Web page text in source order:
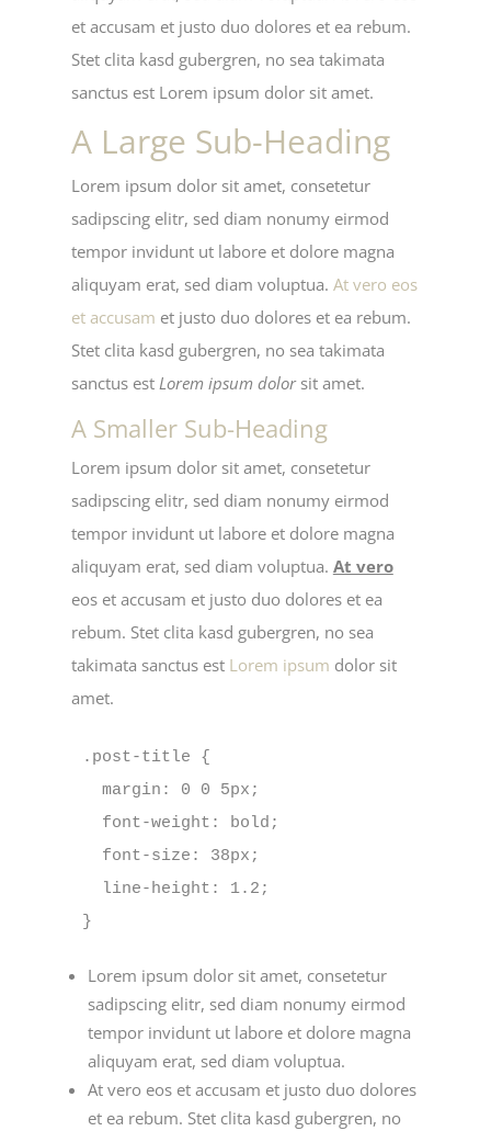
et accusam et justo duo dolores et ea rebum.
Stet clita kasd gubergren, no sea takimata
sanctus est Lorem ipsum dolor sit amet.
A Large Sub-Heading
Lorem ipsum dolor sit amet, consetetur
sadipscing elitr, sed diam nonumy eirmod
tempor invidunt ut labore et dolore magna
aliquyam erat, sed diam voluptua. At vero eos
et accusam et justo duo dolores et ea rebum.
Stet clita kasd gubergren, no sea takimata
sanctus estLorem ipsum dolorsit amet.
A Smaller Sub-Heading
Lorem ipsum dolor sit amet, consetetur
sadipscing elitr, sed diam nonumy eirmod
tempor invidunt ut labore et dolore magna
aliquyam erat, sed diam voluptua. At vero
eos et accusam et justo duo dolores et ea
rebum. Stet clita kasd gubergren, no sea
takimata sanctus est Lorem ipsum dolor sit
amet.
.post-title {
  margin: 0 0 5px;
  font-weight: bold;
  font-size: 38px;
  line-height: 1.2;
}
Lorem ipsum dolor sit amet, consetetur
sadipscing elitr, sed diam nonumy eirmod
tempor invidunt ut labore et dolore magna
aliquyam erat, sed diam voluptua.
At vero eos et accusam et justo duo dolores
et ea rebum. Stet clita kasd gubergren, no